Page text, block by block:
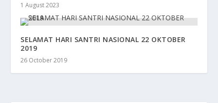
1 August 2023
SELAMAT HARI SANTRI NASIONAL 22 OKTOBER
2019
26 October 2019